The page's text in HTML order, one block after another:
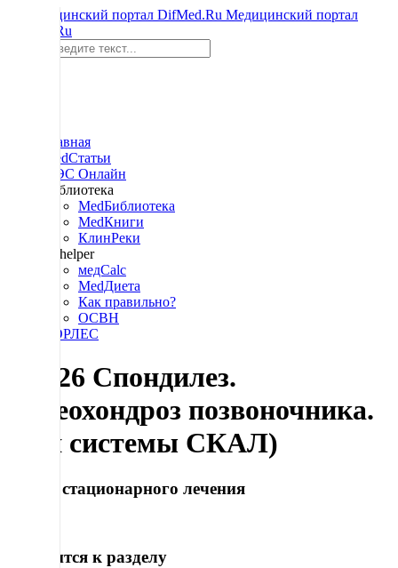
Медицинский портал
DifMed.Ru
Главная
MedСтатьи
МЭС Онлайн
Библиотека
MedБиблиотека
MedКниги
КлинРеки
M-helper
медCalc
MedДиета
Как правильно?
ОСВН
СОРЛЕС
78.126 Спондилез.
Остеохондроз позвоночника.
(для системы СКАЛ)
Сроки стационарного лечения
Относится к разделу